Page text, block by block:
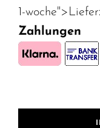
1-
Zahlungen